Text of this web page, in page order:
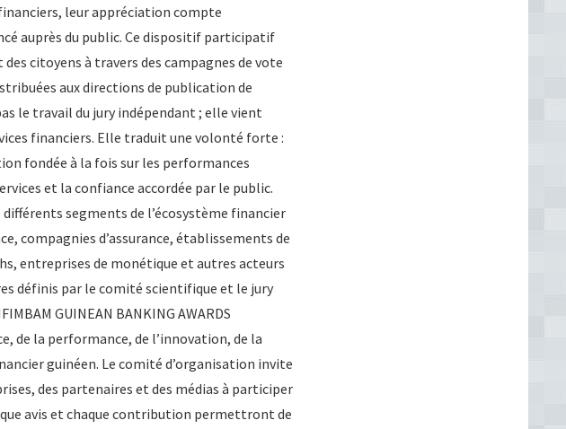
leur appréciation compte
auprès du public. Ce dispositif participatif
citoyens à travers des campagnes de vote
aux directions de publication de
le travail du jury indépendant ; elle vient
financiers. Elle traduit une volonté forte :
fondée à la fois sur les performances
et la confiance accordée par le public.
segments de l’écosystème financier
compagnies d’assurance, établissements de
entreprises de monétique et autres acteurs
définis par le comité scientifique et le jury
GUINEAN BANKING AWARDS
de la performance, de l’innovation, de la
guinéen. Le comité d’organisation invite
des partenaires et des médias à participer
avis et chaque contribution permettront de